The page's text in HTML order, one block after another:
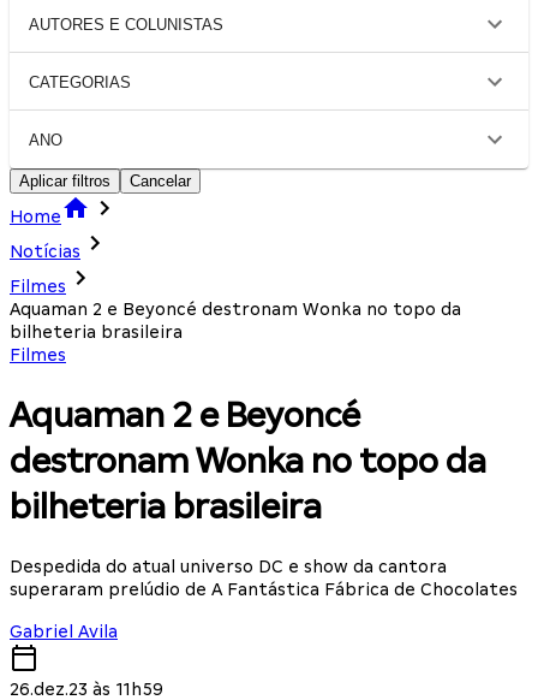
AUTORES E COLUNISTAS
CATEGORIAS
ANO
Aplicar filtros Cancelar
Home
Notícias
Filmes
Aquaman 2 e Beyoncé destronam Wonka no topo da
bilheteria brasileira
Filmes
Aquaman 2 e Beyoncé
destronam Wonka no topo da
bilheteria brasileira
Despedida do atual universo DC e show da cantora
superaram prelúdio de A Fantástica Fábrica de Chocolates
Gabriel Avila
26.dez.23 às 11h59